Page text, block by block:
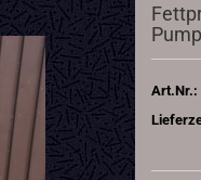
Art.Nr.: